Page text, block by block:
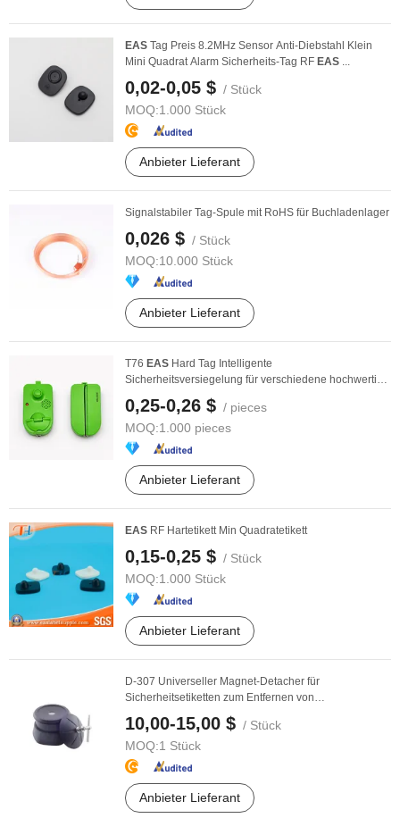
EAS Tag Preis 8.2MHz Sensor Anti-Diebstahl Klein
Mini Quadrat Alarm Sicherheits-Tag RF EAS ...
0,02-0,05 $ / Stück
MOQ:1.000 Stück
Anbieter Lieferant
Signalstabiler Tag-Spule mit RoHS für Buchladenlager
0,026 $ / Stück
MOQ:10.000 Stück
Anbieter Lieferant
T76 EAS Hard Tag Intelligente
Sicherheitsversiegelung für verschiedene hochwertige
0,25-0,26 $ / pieces
MOQ:1.000 pieces
Anbieter Lieferant
EAS RF Hartetikett Min Quadratetikett
0,15-0,25 $ / Stück
MOQ:1.000 Stück
Anbieter Lieferant
D-307 Universeller Magnet-Detacher für
Sicherheitsetiketten zum Entfernen von
10,00-15,00 $ / Stück
MOQ:1 Stück
Anbieter Lieferant